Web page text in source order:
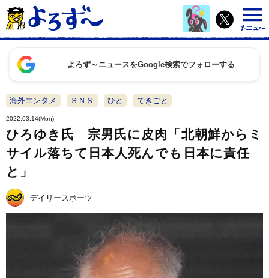
よろず～ニュースをGoogle検索でフォローする
海外エンタメ ＳＮＳ ひと できごと
2022.03.14(Mon)
ひろゆき氏 宗男氏に皮肉「北朝鮮からミ
サイル落ちて日本人死んでも日本に責任
と」
デイリースポーツ